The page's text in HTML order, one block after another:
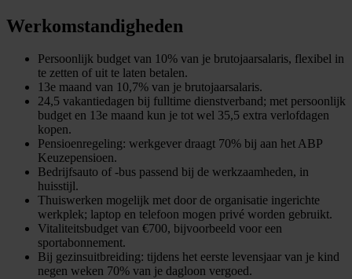
Werkomstandigheden
Persoonlijk budget van 10% van je brutojaarsalaris, flexibel in
te zetten of uit te laten betalen.
13e maand van 10,7% van je brutojaarsalaris.
24,5 vakantiedagen bij fulltime dienstverband; met persoonlijk
budget en 13e maand kun je tot wel 35,5 extra verlofdagen
kopen.
Pensioenregeling: werkgever draagt 70% bij aan het ABP
Keuzepensioen.
Bedrijfsauto of -bus passend bij de werkzaamheden, in
huisstijl.
Thuiswerken mogelijk met door de organisatie ingerichte
werkplek; laptop en telefoon mogen privé worden gebruikt.
Vitaliteitsbudget van €700, bijvoorbeeld voor een
sportabonnement.
Bij gezinsuitbreiding: tijdens het eerste levensjaar van je kind
negen weken 70% van je dagloon vergoed.